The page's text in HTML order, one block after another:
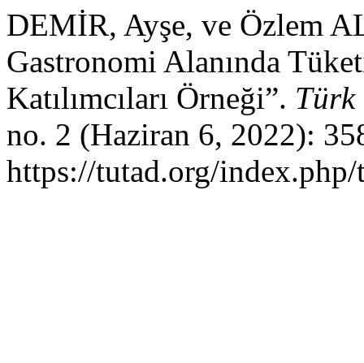
DEMİR, Ayşe, ve Özlem
Gastronomi Alanında
Katılımcıları Örneği”. Türk
no. 2 (Haziran 6, 2022):
https://tutad.org/